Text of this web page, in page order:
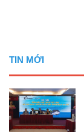
TIN MỚI